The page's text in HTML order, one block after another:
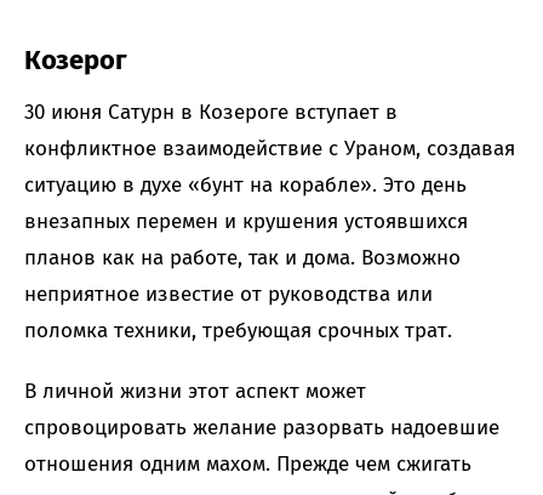
Козерог
30 июня Сатурн в Козероге вступает в
конфликтное взаимодействие с Ураном, создавая
ситуацию в духе «бунт на корабле». Это день
внезапных перемен и крушения устоявшихся
планов как на работе, так и дома. Возможно
неприятное известие от руководства или
поломка техники, требующая срочных трат.
В личной жизни этот аспект может
спровоцировать желание разорвать надоевшие
отношения одним махом. Прежде чем сжигать